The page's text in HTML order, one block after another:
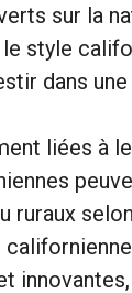
sur la
style
dans
liées à
ruraux